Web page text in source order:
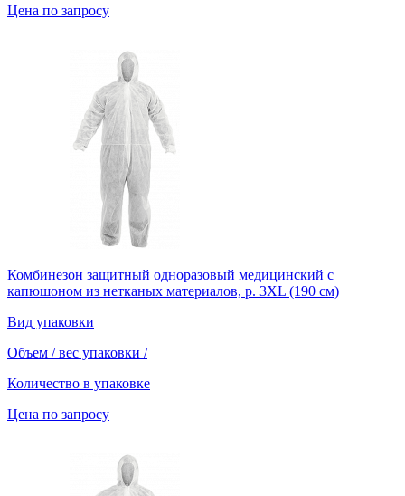
Цена по запросу
Комбинезон защитный одноразовый медицинский с
капюшоном из нетканых материалов, р. 3XL (190 см)
Вид упаковки
Объем / вес упаковки /
Количество в упаковке
Цена по запросу